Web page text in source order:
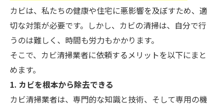
カビは、私たちの健康や住宅に悪影響を及ぼすため、適
切な対策が必要です。しかし、カビの清掃は、自分で行
うのは難しく、時間も労力もかかります。
そこで、カビ清掃業者に依頼するメリットを以下にまと
めます。
1. カビを根本から除去できる
カビ清掃業者は、専門的な知識と技術、そして専用の機